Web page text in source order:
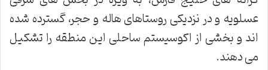
عسلویه و در نزدیکی روستاهای هاله و حجر، گسترده شده
اند و بخشی از اکوسیستم ساحلی این منطقه را تشکیل
می دهند.